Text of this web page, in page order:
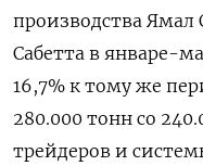
производства Ямал
Сабетта ‌в январе-
16,7% к тому же
280.000 тонн ​со
трейдеров ⁠и